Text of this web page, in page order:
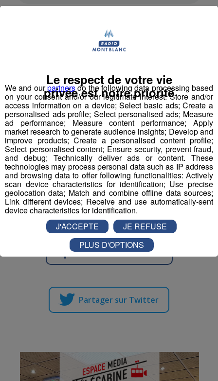
volontaire pour franchir le cap. Il lui a ensuite fallu plus
d'un an de travail pour mettre en place ce maillage.
des déchets.
Car en France, la marge de manœuvre est encore large.
La ville de Combloux est allée encore plus loin : elle a
profité de cette suppression des poubelles de rue pour
instaurer des zones zéro déchets, où plus aucune
benne n'est disponible, notamment autour du lac
biotope.
Partager sur Facebook
Partager sur Twitter
We and ourpartnersdo the following data processing based
on your consent and/or our legitimate interest: Store and/or
access information on a device; Select basic ads; Create a
personalised ads profile; Select personalised ads; Measure
ad performance; Measure content performance; Apply
market research to generate audience insights; Develop and
improve products; Create a personalised content profile;
Select personalised content; Ensure security, prevent fraud,
and debug; Technically deliver ads or content. These
technologies may process personal data such as IP address
and browsing data to offer following functionalities: Actively
scan device characteristics for identification; Use precise
geolocation data; Match and combine offline data sources;
Link different devices; Receive and use automatically-sent
device characteristics for identification.
Le respect de votre vie
privée est notre priorité
J'ACCEPTE
JE REFUSE
PLUS D'OPTIONS